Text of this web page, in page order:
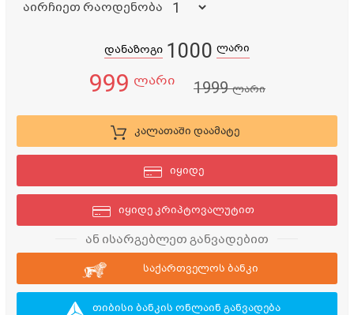
აირჩიეთ რაოდენობა
დანაზოგი 1000 ლარი
999 ლარი 1999ლარი
კალათაში დაამატე
იყიდე
იყიდე კრიპტოვალუტით
ან ისარგებლეთ განვადებით
საქართველოს ბანკი
თიბისი ბანკის ონლაინ განვადება